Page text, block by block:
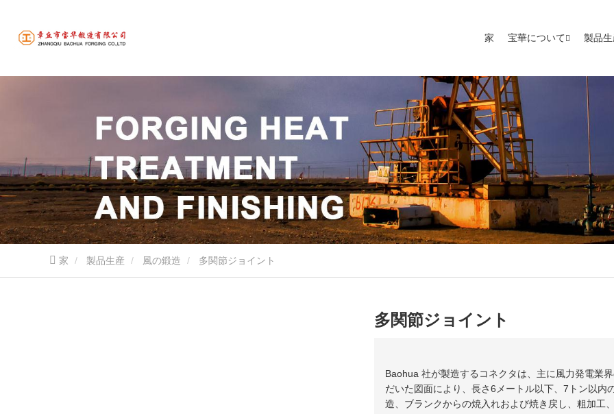
家 宝華について 製品
家 製品生産 風の鍛造 多関節ジョイント
多関節ジョイント
Baohua 社が製造するコネクタは、主に風力発電業
だいた図面により、長さ6メートル以下、7トン以
造、ブランクからの焼入れおよび焼き戻し、粗加工